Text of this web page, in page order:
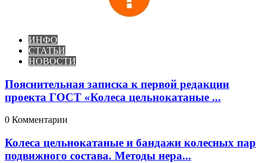
ИНФО
СТАТЬИ
НОВОСТИ
Пояснительная записка к первой редакции
проекта ГОСТ «Колеса цельнокатаные ...
0 Комментарии
Колеса цельнокатаные и бандажи колесных пар
подвижного состава. Методы нера...